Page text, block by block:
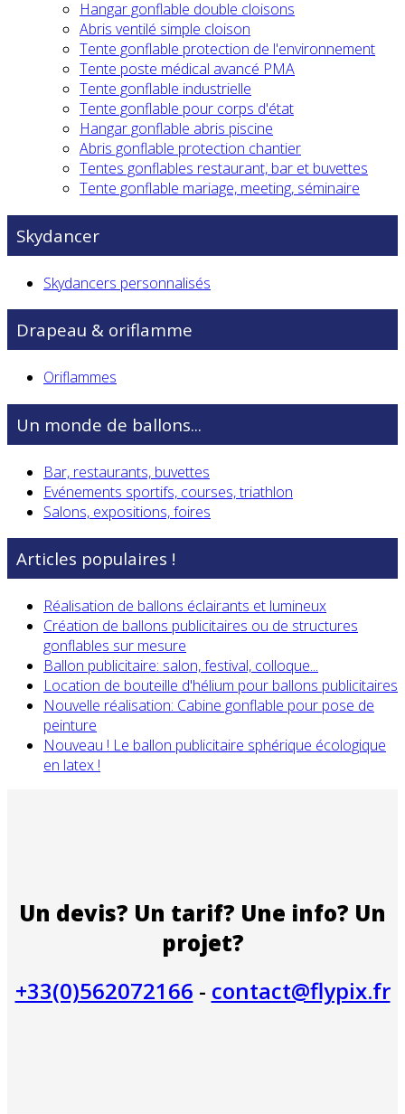
Hangar gonflable double cloisons
Abris ventilé simple cloison
Tente gonflable protection de l'environnement
Tente poste médical avancé PMA
Tente gonflable industrielle
Tente gonflable pour corps d'état
Hangar gonflable abris piscine
Abris gonflable protection chantier
Tentes gonflables restaurant, bar et buvettes
Tente gonflable mariage, meeting, séminaire
Skydancer
Skydancers personnalisés
Drapeau & oriflamme
Oriflammes
Un monde de ballons...
Bar, restaurants, buvettes
Evénements sportifs, courses, triathlon
Salons, expositions, foires
Articles populaires !
Réalisation de ballons éclairants et lumineux
Création de ballons publicitaires ou de structures
gonflables sur mesure
Ballon publicitaire: salon, festival, colloque...
Location de bouteille d'hélium pour ballons publicitaires
Nouvelle réalisation: Cabine gonflable pour pose de
peinture
Nouveau ! Le ballon publicitaire sphérique écologique
en latex !
Un devis? Un tarif? Une info? Un
projet?
+33(0)562072166 - contact@flypix.fr